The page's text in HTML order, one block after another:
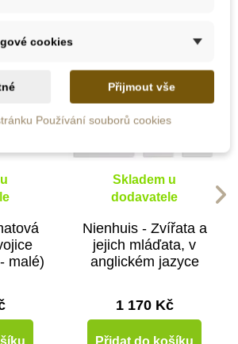
malé)
Skladem u
dodavatele
Nienhuis - Zvířata a
jejich mláďata, v
anglickém jazyce
1 170 Kč
cookies
Přijmout vše
Používání souborů cookies